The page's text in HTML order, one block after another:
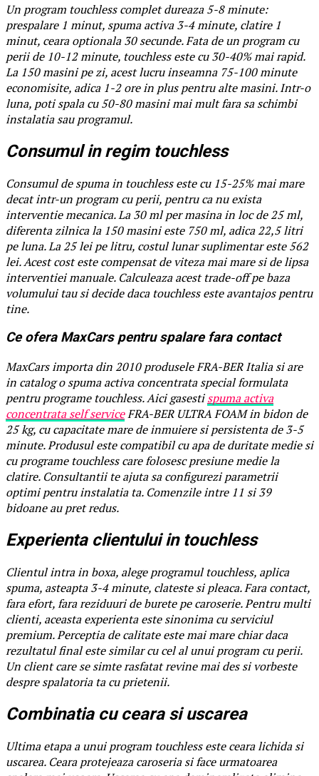
Un program touchless complet dureaza 5-8 minute:
prespalare 1 minut, spuma activa 3-4 minute, clatire 1
minut, ceara optionala 30 secunde. Fata de un program cu
perii de 10-12 minute, touchless este cu 30-40% mai rapid.
La 150 masini pe zi, acest lucru inseamna 75-100 minute
economisite, adica 1-2 ore in plus pentru alte masini. Intr-o
luna, poti spala cu 50-80 masini mai mult fara sa schimbi
instalatia sau programul.
Consumul in regim touchless
Consumul de spuma in touchless este cu 15-25% mai mare
decat intr-un program cu perii, pentru ca nu exista
interventie mecanica. La 30 ml per masina in loc de 25 ml,
diferenta zilnica la 150 masini este 750 ml, adica 22,5 litri
pe luna. La 25 lei pe litru, costul lunar suplimentar este 562
lei. Acest cost este compensat de viteza mai mare si de lipsa
interventiei manuale. Calculeaza acest trade-off pe baza
volumului tau si decide daca touchless este avantajos pentru
tine.
Ce ofera MaxCars pentru spalare fara contact
MaxCars importa din 2010 produsele FRA-BER Italia si are
in catalog o spuma activa concentrata special formulata
pentru programe touchless. Aici gasestispuma activa
concentrata self serviceFRA-BER ULTRA FOAM in bidon de
25 kg, cu capacitate mare de inmuiere si persistenta de 3-5
minute. Produsul este compatibil cu apa de duritate medie si
cu programe touchless care folosesc presiune medie la
clatire. Consultantii te ajuta sa configurezi parametrii
optimi pentru instalatia ta. Comenzile intre 11 si 39
bidoane au pret redus.
Experienta clientului in touchless
Clientul intra in boxa, alege programul touchless, aplica
spuma, asteapta 3-4 minute, clateste si pleaca. Fara contact,
fara efort, fara reziduuri de burete pe caroserie. Pentru multi
clienti, aceasta experienta este sinonima cu serviciul
premium. Perceptia de calitate este mai mare chiar daca
rezultatul final este similar cu cel al unui program cu perii.
Un client care se simte rasfatat revine mai des si vorbeste
despre spalatoria ta cu prietenii.
Combinatia cu ceara si uscarea
Ultima etapa a unui program touchless este ceara lichida si
uscarea. Ceara protejeaza caroseria si face urmatoarea